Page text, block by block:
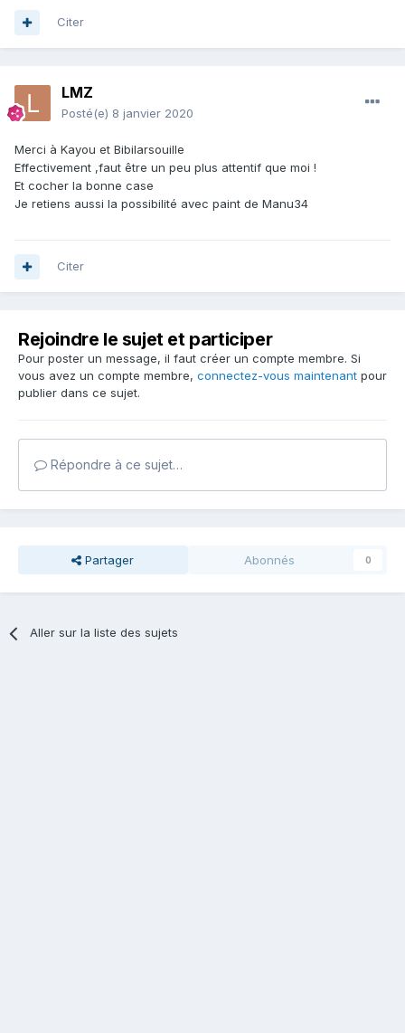
Citer
LMZ
Posté(e) 8 janvier 2020
Merci à Kayou et Bibilarsouille
Effectivement ,faut être un peu plus attentif que moi !
Et cocher la bonne case
Je retiens aussi la possibilité avec paint de Manu34
Citer
Rejoindre le sujet et participer
Pour poster un message, il faut créer un compte membre. Si
vous avez un compte membre, connectez-vous maintenant pour
publier dans ce sujet.
Répondre à ce sujet…
Partager Abonnés 0
Aller sur la liste des sujets